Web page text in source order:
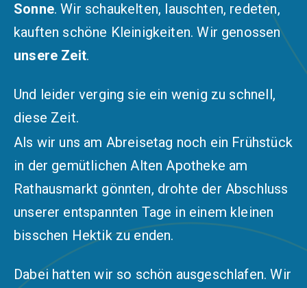
Sonne. Wir schaukelten, lauschten, redeten,
kauften schöne Kleinigkeiten. Wir genossen
unsere Zeit.
Und leider verging sie ein wenig zu schnell,
diese Zeit.
Als wir uns am Abreisetag noch ein Frühstück
in der gemütlichen Alten Apotheke am
Rathausmarkt gönnten, drohte der Abschluss
unserer entspannten Tage in einem kleinen
bisschen Hektik zu enden.
Dabei hatten wir so schön ausgeschlafen. Wir